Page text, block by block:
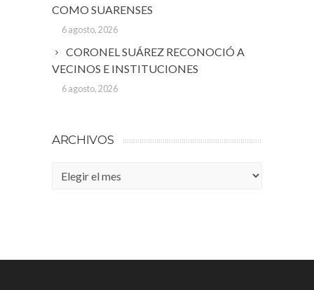
COMO SUARENSES
6 agosto, 2026
CORONEL SUÁREZ RECONOCIÓ A
VECINOS E INSTITUCIONES
6 agosto, 2026
ARCHIVOS
Archivos